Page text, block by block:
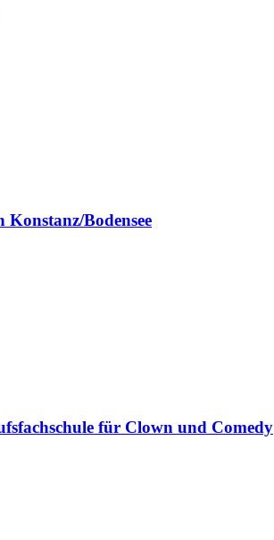
Bodensee
für Clown und Comedy